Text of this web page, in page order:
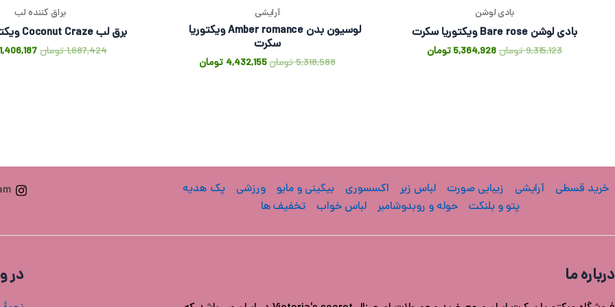
بادی لوشن
بادی لوشن Bare rose ویکتوریا سکرت
9,315,123تومان5,364,928 تومان
آرایشی
لوسیون بدن Amber romance ویکتوریا
سکرت
5,318,588تومان4,432,155 تومان
براق کننده لب
برق لب Coconut Craze ویکتوریا سکرت
1,687,424تومان1,406,187
خرید قسطی آرایشی زیبایی صورت لباس زیر اکسسوری بیکینی و مایو ورزشی
پک هدیه
پتو و بلنکت
حوله و روبدوشامبر لباس خواب تخفیف ها
درباره ما در